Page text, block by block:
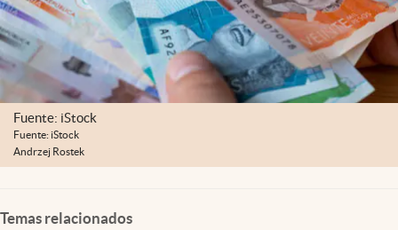
Fuente: iStock
Fuente: iStock
Andrzej Rostek
Temas relacionados